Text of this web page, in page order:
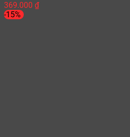
369.000 ₫
-15%